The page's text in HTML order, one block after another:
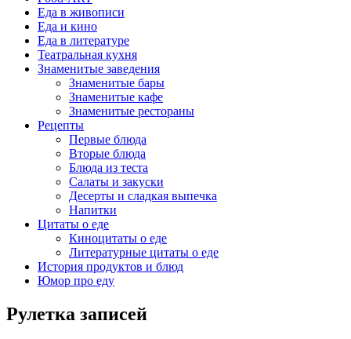
Еда в живописи
Еда и кино
Еда в литературе
Театральная кухня
Знаменитые заведения
Знаменитые бары
Знаменитые кафе
Знаменитые рестораны
Рецепты
Первые блюда
Вторые блюда
Блюда из теста
Салаты и закуски
Десерты и сладкая выпечка
Напитки
Цитаты о еде
Киноцитаты о еде
Литературные цитаты o еде
История продуктов и блюд
Юмор про еду
Рулетка записей